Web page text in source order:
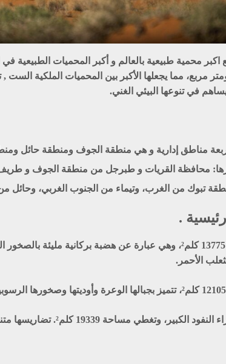
محمية طبيعية بالعالم و أكبر المحميات الطبيعية
, تغطي المحمية مساحة شاسعة تبلغ 130,700 كيلومتر مربع، مما يجعلها
في تنوعها البيئي الغني.
مناطق إدارية و هي منطقة الجوف ومنطقة حائل
محافظة القريات و طبرجل من منطقة الجوف و طريف
تبوك من الغرب، وتيماء من الجنوب الغربي، وحائل من
.
تقع شمال غربي المملكة وتغطي مساحة 13775 كلم²، وهي عبارة عن هضبة
الأحمر.
تقع شمال المملكة، على الحافة